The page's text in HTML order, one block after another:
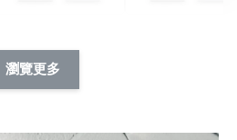
件套(附伸縮卡扣)
CSAA05
瀏覽更多